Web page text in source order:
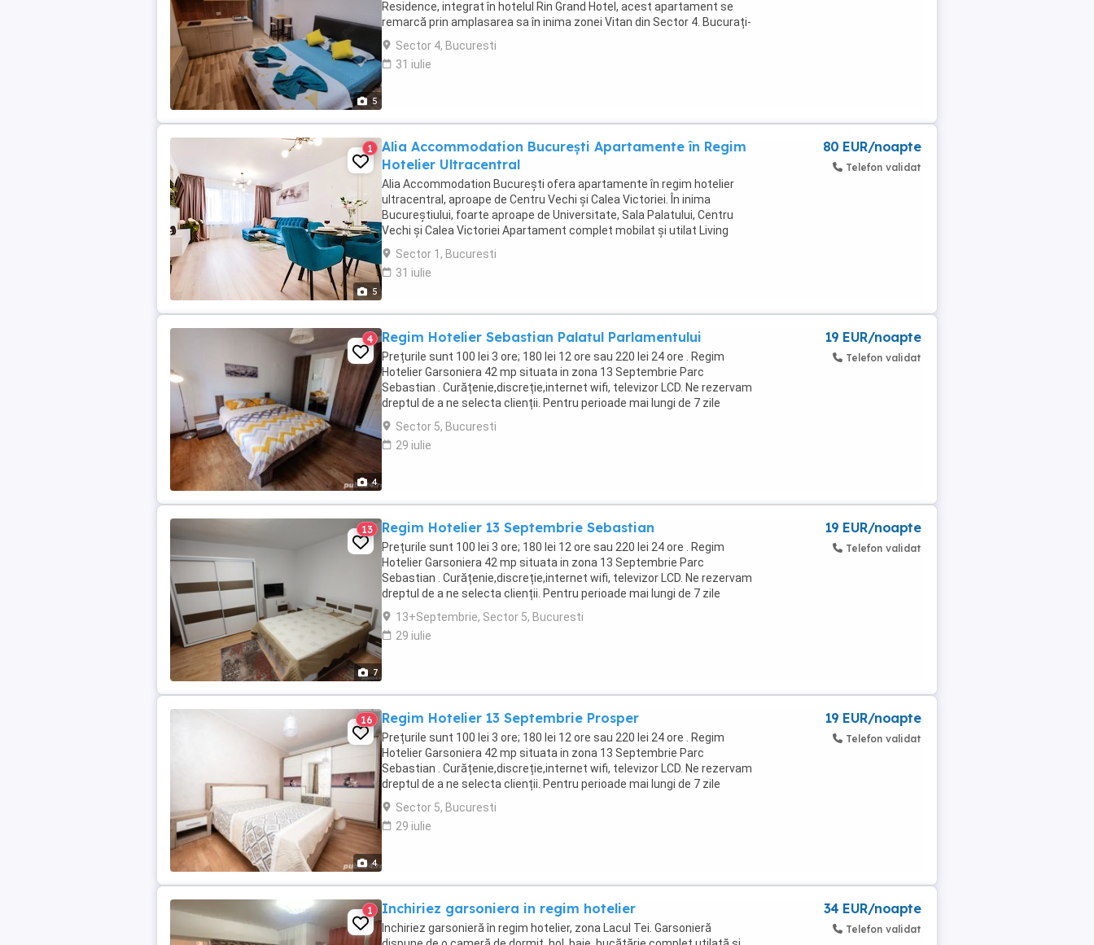
5
Residence, integrat în hotelul Rin Grand Hotel, acest apartament se
remarcă prin amplasarea sa în inima zonei Vitan din Sector 4. Bucurați-
vă de acces rapid către ...
Sector 4, Bucuresti
31 iulie
5
1
Alia Accommodation București Apartamente în Regim
Hotelier Ultracentral
Alia Accommodation București ofera apartamente în regim hotelier
ultracentral, aproape de Centru Vechi și Calea Victoriei. În inima
Bucureștiului, foarte aproape de Universitate, Sala Palatului, Centru
Vechi și Calea Victoriei Apartament complet mobilat și utilat Living
separat și dormitor Baie ...
Sector 1, Bucuresti
31 iulie
80 EUR/noapte
Telefon validat
4
4 Regim Hotelier Sebastian Palatul Parlamentului
Prețurile sunt 100 lei 3 ore; 180 lei 12 ore sau 220 lei 24 ore . Regim
Hotelier Garsoniera 42 mp situata in zona 13 Septembrie Parc
Sebastian . Curățenie,discreție,internet wifi, televizor LCD. Ne rezervam
dreptul de a ne selecta clienții. Pentru perioade mai lungi de 7 zile
preturile sunt negociabile ...
Sector 5, Bucuresti
29 iulie
19 EUR/noapte
Telefon validat
7
13 Regim Hotelier 13 Septembrie Sebastian
Prețurile sunt 100 lei 3 ore; 180 lei 12 ore sau 220 lei 24 ore . Regim
Hotelier Garsoniera 42 mp situata in zona 13 Septembrie Parc
Sebastian . Curățenie,discreție,internet wifi, televizor LCD. Ne rezervam
dreptul de a ne selecta clienții. Pentru perioade mai lungi de 7 zile
preturile sunt negociabile ...
13+Septembrie, Sector 5, Bucuresti
29 iulie
19 EUR/noapte
Telefon validat
4
16 Regim Hotelier 13 Septembrie Prosper
Prețurile sunt 100 lei 3 ore; 180 lei 12 ore sau 220 lei 24 ore . Regim
Hotelier Garsoniera 42 mp situata in zona 13 Septembrie Parc
Sebastian . Curățenie,discreție,internet wifi, televizor LCD. Ne rezervam
dreptul de a ne selecta clienții. Pentru perioade mai lungi de 7 zile
preturile sunt negociabile ...
Sector 5, Bucuresti
29 iulie
19 EUR/noapte
Telefon validat
1 Inchiriez garsoniera in regim hotelier
Inchiriez garsonieră în regim hotelier, zona Lacul Tei. Garsonieră
34 EUR/noapte
Telefon validat